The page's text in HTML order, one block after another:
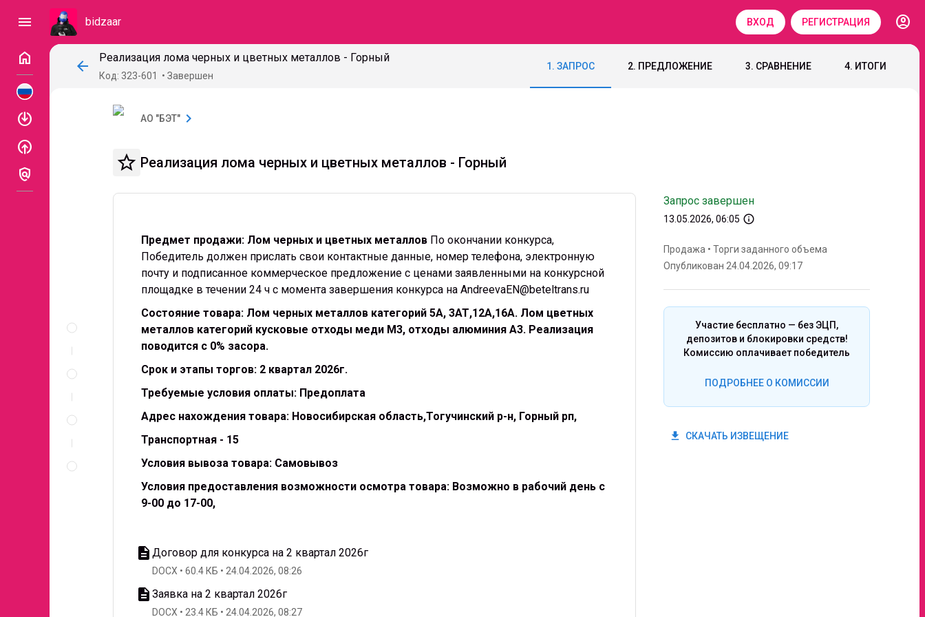
menu bidzaar ВХОД РЕГИСТРАЦИЯ
account_circle
home
enable
enable
policy
arrow_back
Реализация лома черных и цветных металлов - Горный
Код: 323-601 Завершен
1. ЗАПРОС 2. ПРЕДЛОЖЕНИЕ 3. СРАВНЕНИЕ 4. ИТОГИ
АО "БЭТ" chevron_right
star_border Реализация лома черных и цветных металлов - Горный
Предмет продажи: Лом черных и цветных металлов По окончании конкурса,
Победитель должен прислать свои контактные данные, номер телефона, электронную
почту и подписанное коммерческое предложение с ценами заявленными на конкурсной
площадке в течении 24 ч с момента завершения конкурса на AndreevaEN@beteltrans.ru
Состояние товара: Лом черных металлов категорий 5А, 3АТ,12А,16А. Лом цветных
металлов категорий кусковые отходы меди М3, отходы алюминия А3. Реализация
поводится с 0% засора.
Срок и этапы торгов: 2 квартал 2026г.
Требуемые условия оплаты: Предоплата
Адрес нахождения товара: Новосибирская область,Тогучинский р-н, Горный рп,
Транспортная - 15
Условия вывоза товара: Самовывоз
Условия предоставления возможности осмотра товара: Возможно в рабочий день с
9-00 до 17-00,
description Договор для конкурса на 2 квартал 2026г
DOCX 60.4 КБ 24.04.2026, 08:26
description Заявка на 2 квартал 2026г
DOCX 23.4 КБ 24.04.2026, 08:27
Запрос завершен
13.05.2026, 06:05 info_outline
Продажа • Торги заданного объема
Опубликован 24.04.2026, 09:17
Участие бесплатно — без ЭЦП,
депозитов и блокировки средств!
Комиссию оплачивает победитель
ПОДРОБНЕЕ О КОМИССИИ
get_app СКАЧАТЬ ИЗВЕЩЕНИЕ